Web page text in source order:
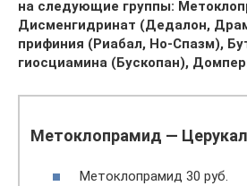
на следующие группы:
Дисменгидринат (Дедалон,
прифиния (Риабал, Но-Спазм),
гиосциамина (Бускопан),
Метоклопрамид — Церукал
Метоклопрамид 30 руб.